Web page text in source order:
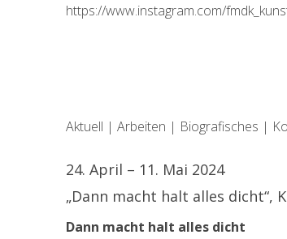
https://www.instagram.com/
Aktuell | Arbeiten | Biografisches |
24. April – 11. Mai 2024
„Dann macht halt alles dicht“,
Dann macht halt alles dicht